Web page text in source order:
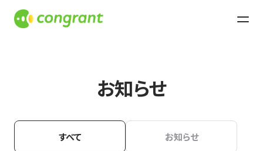
お知らせ
すべて お知らせ